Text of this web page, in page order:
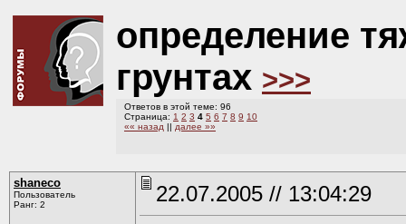
определение
грунтах >>>
Ответов в этой теме: 96
Страница: 1 2 3 4 5 6 7 8 9 10
«« назад || далее »»
shaneco
Пользователь
Ранг: 2
22.07.2005 // 13:04:29